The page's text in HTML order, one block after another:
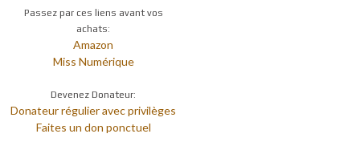
Passez par ces liens avant vos
achats:
Amazon
Miss Numérique
Devenez Donateur:
Donateur régulier avec privilèges
Faites un don ponctuel